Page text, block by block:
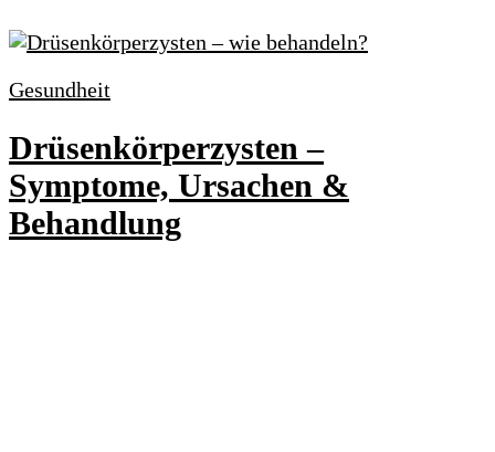
Gesundheit
Drüsenkörperzysten –
Symptome, Ursachen &
Behandlung